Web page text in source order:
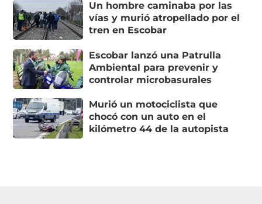
Un hombre caminaba por las
vías y murió atropellado por el
tren en Escobar
Escobar lanzó una Patrulla
Ambiental para prevenir y
controlar microbasurales
Murió un motociclista que
chocó con un auto en el
kilómetro 44 de la autopista